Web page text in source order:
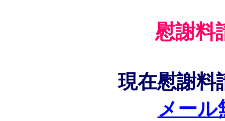
慰謝料
現在慰謝料
メール